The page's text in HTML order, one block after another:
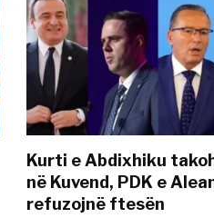
Kurti e Abdixhiku
në Kuvend, PDK e
refuzojnë ftesën